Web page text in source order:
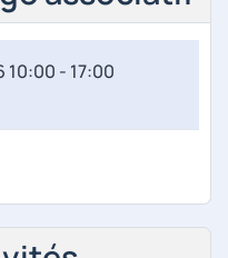
10:00 - 17:00